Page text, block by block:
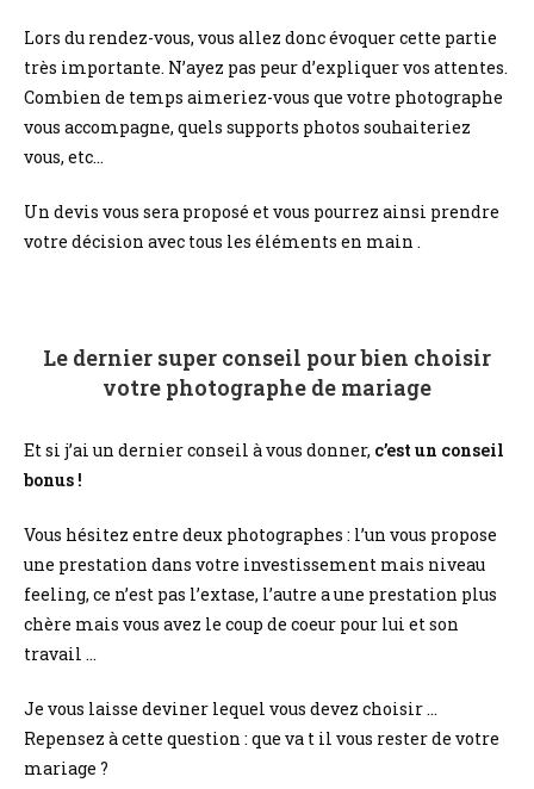
Lors du rendez-vous, vous allez donc évoquer cette partie
très importante. N’ayez pas peur d’expliquer vos attentes.
Combien de temps aimeriez-vous que votre photographe
vous accompagne, quels supports photos souhaiteriez
vous, etc…
Un devis vous sera proposé et vous pourrez ainsi prendre
votre décision avec tous les éléments en main .
Le dernier super conseil pour bien choisir
votre photographe de mariage
Et si j’ai un dernier conseil à vous donner, c’est un conseil
bonus !
Vous hésitez entre deux photographes : l’un vous propose
une prestation dans votre investissement mais niveau
feeling, ce n’est pas l’extase, l’autre a une prestation plus
chère mais vous avez le coup de coeur pour lui et son
travail …
Je vous laisse deviner lequel vous devez choisir …
Repensez à cette question : que va t il vous rester de votre
mariage ?